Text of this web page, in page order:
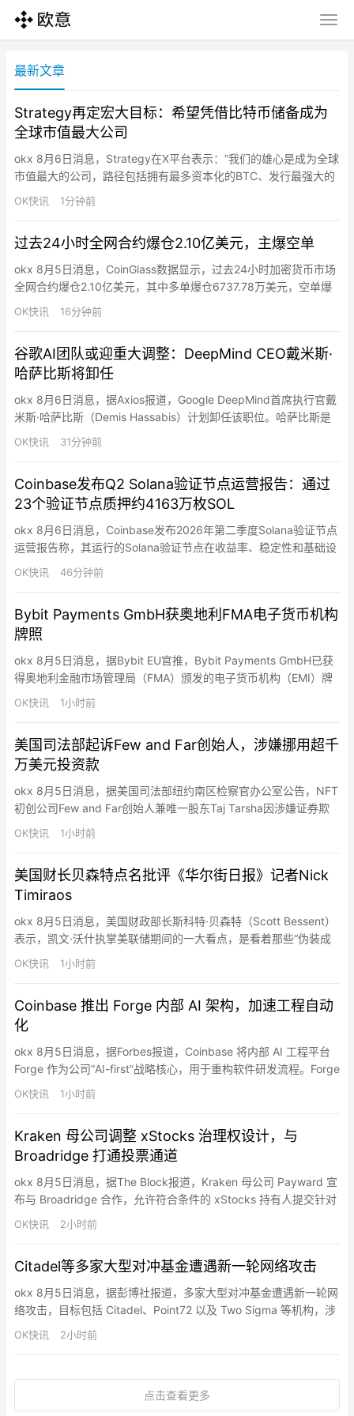
最新文章
Strategy再定宏大目标：希望凭借比特币储备成为
全球市值最大公司
okx 8月6日消息，Strategy在X平台表示：“我们的雄心是成为全球
市值最大的公司，路径包括拥有最多资本化的BTC、发行最强大的
信用工具STRC，以及创造最优质的股票MSTR”，这意味着该公司
目标是通过持有全球最大规模的比特币资产、发行最强信用工具以
已成为全球最大的企业比特币持有者之一，…
OK快讯 1分钟前
过去24小时全网合约爆仓2.10亿美元，主爆空单
okx 8月5日消息，CoinGlass数据显示，过去24小时加密货币市场
全网合约爆仓2.10亿美元，其中多单爆仓6737.78万美元，空单爆
仓1.42亿美元。BTC爆仓总金额约5005.93万美元，ETH爆仓总金
额约1967.91万美元。
OK快讯 16分钟前
谷歌AI团队或迎重大调整：DeepMind CEO戴米斯·
哈萨比斯将卸任
okx 8月6日消息，据Axios报道，Google DeepMind首席执行官戴
米斯·哈萨比斯（Demis Hassabis）计划卸任该职位。哈萨比斯是
人工智能领域的重要人物之一，于2010年联合创立DeepMind，并
在2014年被谷歌收购后继续领导该团队。近年来，他推动
展。在其领导下，Dee…
OK快讯 31分钟前
Coinbase发布Q2 Solana验证节点运营报告：通过
23个验证节点质押约4163万枚SOL
okx 8月6日消息，Coinbase发布2026年第二季度Solana验证节点
运营报告称，其运行的Solana验证节点在收益率、稳定性和基础设
施分布方面均优于网络平均水平。数据显示，Coinbase目前通过
23个验证节点质押约4163万枚SOL，占Solana全网质押量的
坡等地区。核心运营数据…
OK快讯 46分钟前
Bybit Payments GmbH获奥地利FMA电子货币机构
牌照
okx 8月5日消息，据Bybit EU官推，Bybit Payments GmbH已获
得奥地利金融市场管理局（FMA）颁发的电子货币机构（EMI）牌
照。该牌照将与Bybit EU GmbH现有的MiCAR授权形成互补，为连
接加密资产、交易与支付业务提供合规基础。此次牌照覆盖电子货
及新卡项目等能力。
OK快讯 1小时前
美国司法部起诉Few and Far创始人，涉嫌挪用超千
万美元投资款
okx 8月5日消息，据美国司法部纽约南区检察官办公室公告，NFT
初创公司Few and Far创始人兼唯一股东Taj Tarsha因涉嫌证券欺
诈和电信欺诈被起诉。起诉书称，自2022年2月起，Tarsha通过简
单未来代币协议（SAFT）向至少67名投资者出售9500万枚FAR代
Far的去中…
OK快讯 1小时前
美国财长贝森特点名批评《华尔街日报》记者Nick
Timiraos
okx 8月5日消息，美国财政部长斯科特·贝森特（Scott Bessent）
表示，凯文·沃什执掌美联储期间的一大看点，是看着那些“伪装成
记者的速记员”，例如《华尔街日报》记者Nick Timiraos，逐渐只
能报道美联储的幕后八卦。贝森特称，Timiraos此前被称为“美联储
经济或货币政策分析。
OK快讯 1小时前
Coinbase 推出 Forge 内部 AI 架构，加速工程自动
化
okx 8月5日消息，据Forbes报道，Coinbase 将内部 AI 工程平台
Forge 作为公司“AI-first”战略核心，用于重构软件研发流程。Forge
基于开源代理框架 OpenSWE，集成代理编排、云沙箱、
Slack/Linear/GitHub 集成及自动创建 PR 等能力，并吸收
OK快讯 1小时前
Kraken 母公司调整 xStocks 治理权设计，与
Broadridge 打通投票通道
okx 8月5日消息，据The Block报道，Kraken 母公司 Payward 宣
布与 Broadridge 合作，允许符合条件的 xStocks 持有人提交针对
其所对应股票的代理投票意向，改变此前 xStocks 不享有投票权的
安排。xStocks 由 Backed 发行，仅面向美国和英国以外的合格投
OK快讯 2小时前
Citadel等多家大型对冲基金遭遇新一轮网络攻击
okx 8月5日消息，据彭博社报道，多家大型对冲基金遭遇新一轮网
络攻击，目标包括 Citadel、Point72 以及 Two Sigma 等机构，涉
事基金正配合网络安全团队开展调查并加强防护措施。
OK快讯 2小时前
点击查看更多